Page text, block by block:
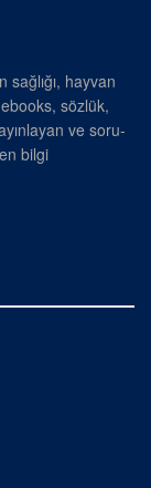
hayvan
sözlük,
ve soru-
bilgi